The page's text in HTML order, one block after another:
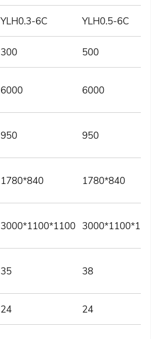
YLH0.3-6C YLH0.5-6C
300 500
6000 6000
950 950
1780*840 1780*840
3000*1100*1100
35 38
24 24